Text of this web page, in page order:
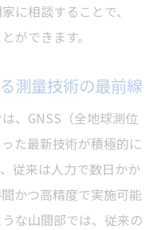
に相談することで、
ができます。
測量技術の最前線
、GNSS（全地球測位
た最新技術が積極的に
従来は人力で数日かか
かつ高精度で実施可能
な山間部では、従来の